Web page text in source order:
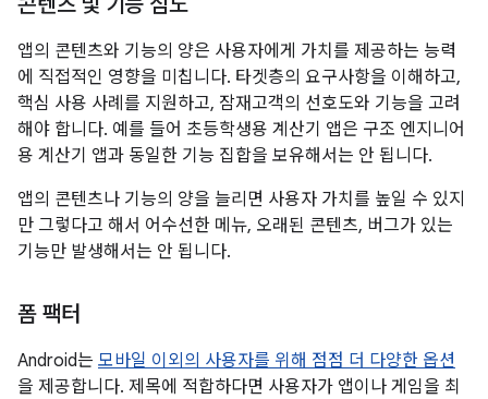
앱의 콘텐츠와 기능의 양은 사용자에게 가치를 제공하는 능력
에 직접적인 영향을 미칩니다. 타겟층의 요구사항을 이해하고,
핵심 사용 사례를 지원하고, 잠재고객의 선호도와 기능을 고려
해야 합니다. 예를 들어 초등학생용 계산기 앱은 구조 엔지니어
용 계산기 앱과 동일한 기능 집합을 보유해서는 안 됩니다.
앱의 콘텐츠나 기능의 양을 늘리면 사용자 가치를 높일 수 있지
만 그렇다고 해서 어수선한 메뉴, 오래된 콘텐츠, 버그가 있는
기능만 발생해서는 안 됩니다.
폼 팩터
Android는 모바일 이외의 사용자를 위해 점점 더 다양한 옵션
을 제공합니다. 제목에 적합하다면 사용자가 앱이나 게임을 최